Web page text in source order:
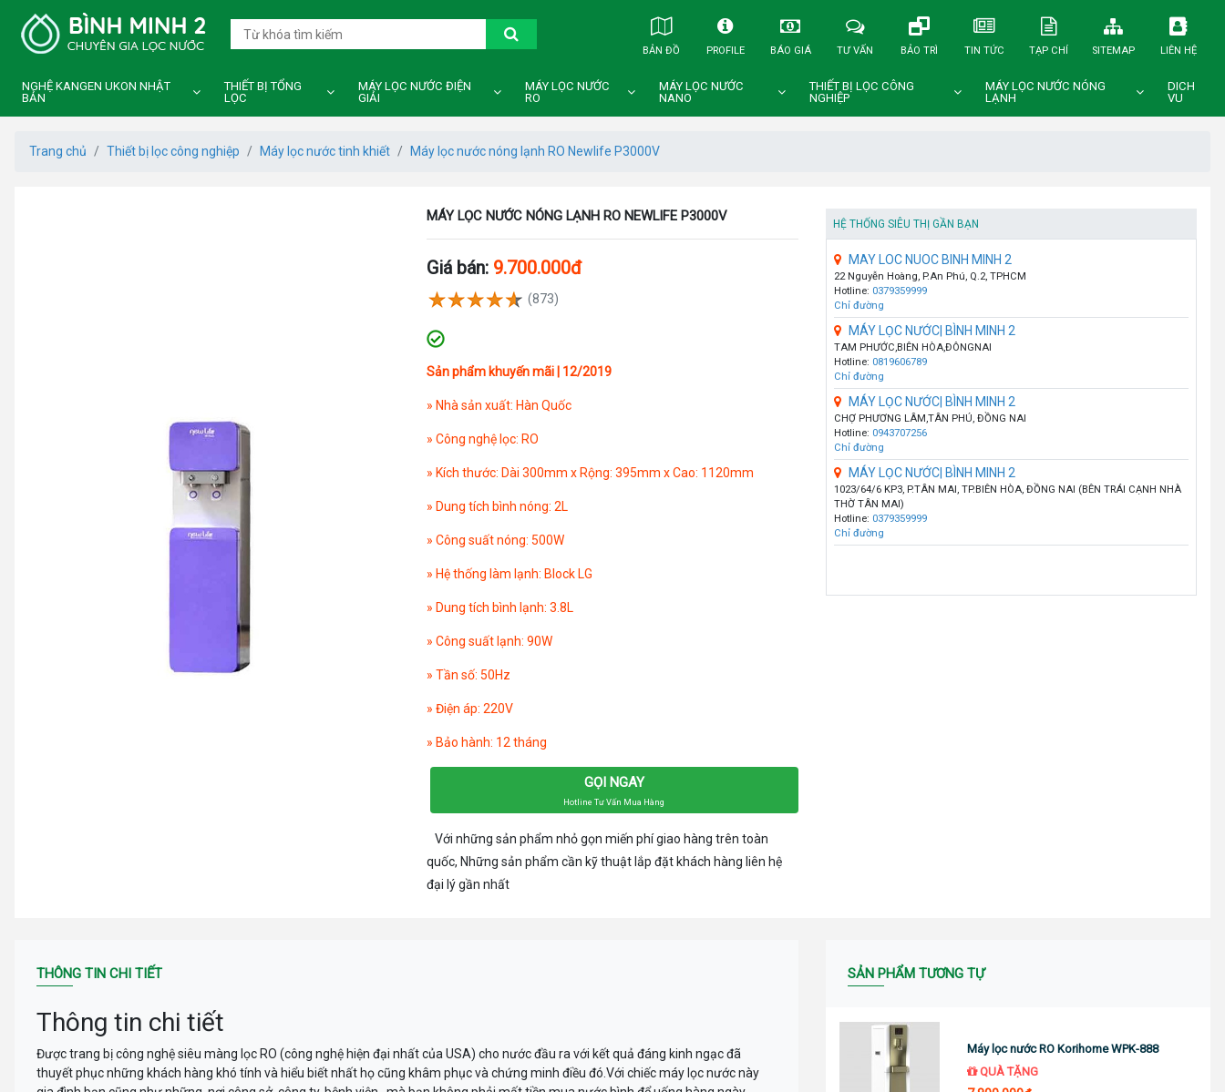
BẢN ĐỒ PROFILE BÁO GIÁ TƯ VẤN BẢO TRÌ TIN TỨC TẠP CHÍ SITEMAP LIÊN HỆ
NGHỆ KANGEN UKON NHẬT
BẢN
THIẾT BỊ TỔNG
LỌC
MÁY LỌC NƯỚC ĐIỆN
GIẢI
MÁY LỌC NƯỚC
RO
MÁY LỌC NƯỚC
NANO
THIẾT BỊ LỌC CÔNG
NGHIỆP
MÁY LỌC NƯỚC NÓNG
LẠNH
DICH
VU
Trang chủ Thiết bị lọc công nghiệp Máy lọc nước tinh khiết Máy lọc nước nóng lạnh RO Newlife P3000V
MÁY LỌC NƯỚC NÓNG LẠNH RO NEWLIFE P3000V
Giá bán: 9.700.000đ
(873)
Sản phẩm khuyến mãi | 12/2019
» Nhà sản xuất: Hàn Quốc
» Công nghệ lọc: RO
» Kích thước: Dài 300mm x Rộng: 395mm x Cao: 1120mm
» Dung tích bình nóng: 2L
» Công suất nóng: 500W
» Hệ thống làm lạnh: Block LG
» Dung tích bình lạnh: 3.8L
» Công suất lạnh: 90W
» Tần số: 50Hz
» Điện áp: 220V
» Bảo hành: 12 tháng
GỌI NGAY
Hotline Tư Vấn Mua Hàng
Với những sản phẩm nhỏ gọn miến phí giao hàng trên toàn
quốc, Những sản phẩm cần kỹ thuật lắp đặt khách hàng liên hệ
đại lý gần nhất
HỆ THỐNG SIÊU THỊ GẦN BẠN
MAY LOC NUOC BINH MINH 2
22 Nguyễn Hoàng, P.An Phú, Q.2, TPHCM
Hotline: 0379359999
Chỉ đường
MÁY LỌC NƯỚC| BÌNH MINH 2
TAM PHƯỚC,BIÊN HÒA,ĐÔNGNAI
Hotline: 0819606789
Chỉ đường
MÁY LỌC NƯỚC| BÌNH MINH 2
CHỢ PHƯƠNG LÂM,TÂN PHÚ, ĐỒNG NAI
Hotline: 0943707256
Chỉ đường
MÁY LỌC NƯỚC| BÌNH MINH 2
1023/64/6 KP3, P.TÂN MAI, TP.BIÊN HÒA, ĐỒNG NAI (BÊN TRÁI CẠNH NHÀ
THỜ TÂN MAI)
Hotline: 0379359999
Chỉ đường
THÔNG TIN CHI TIẾT
Thông tin chi tiết
Được trang bị công nghệ siêu màng lọc RO (công nghệ hiện đại nhất của USA) cho nước đầu ra với kết quả đáng kinh ngạc đã
thuyết phục những khách hàng khó tính và hiểu biết nhất họ cũng khâm phục và chứng minh điều đó.Với chiếc máy lọc nước này
SẢN PHẨM TƯƠNG TỰ
Máy lọc nước RO Korihome WPK-888
QUÀ TẶNG